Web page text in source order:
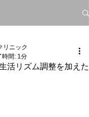
活リズム調整を加えた
リニック
時間: 1分